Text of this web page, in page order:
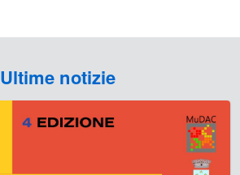
Ultime notizie